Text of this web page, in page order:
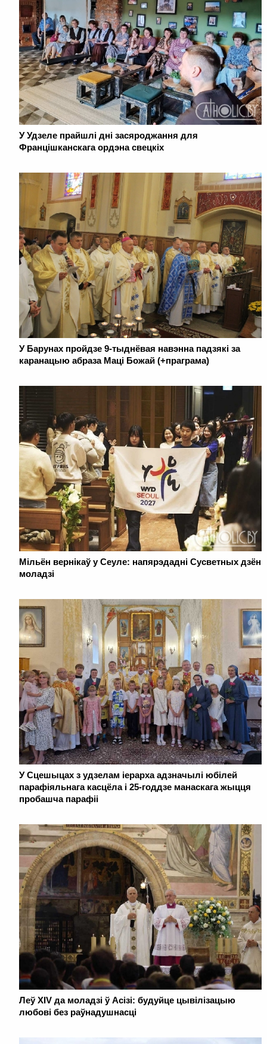
У Удзеле прайшлі дні засяроджання для
Францішканскага ордэна свецкіх
У Барунах пройдзе 9-тыднёвая навэнна падзякі за
каранацыю абраза Маці Божай (+праграма)
Мільён вернікаў у Сеуле: напярэдадні Сусветных дзён
моладзі
У Сцешыцах з удзелам іерарха адзначылі юбілей
парафіяльнага касцёла і 25-годдзе манаскага жыцця
пробашча парафіі
Леў XIV да моладзі ў Асізі: будуйце цывілізацыю
любові без раўнадушнасці